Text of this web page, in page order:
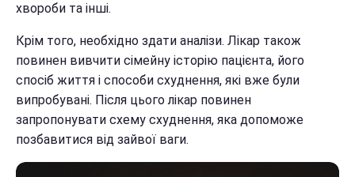
хвороби та інші.
Крім того, необхідно здати аналізи. Лікар також
повинен вивчити сімейну історію пацієнта, його
спосіб життя і способи схуднення, які вже були
випробувані. Після цього лікар повинен
запропонувати схему схуднення, яка допоможе
позбавитися від зайвої ваги.